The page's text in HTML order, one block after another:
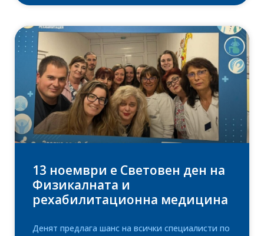
13 ноември е Световен ден на
Физикалната и
рехабилитационна медицина
Денят предлага шанс на всички специалисти по